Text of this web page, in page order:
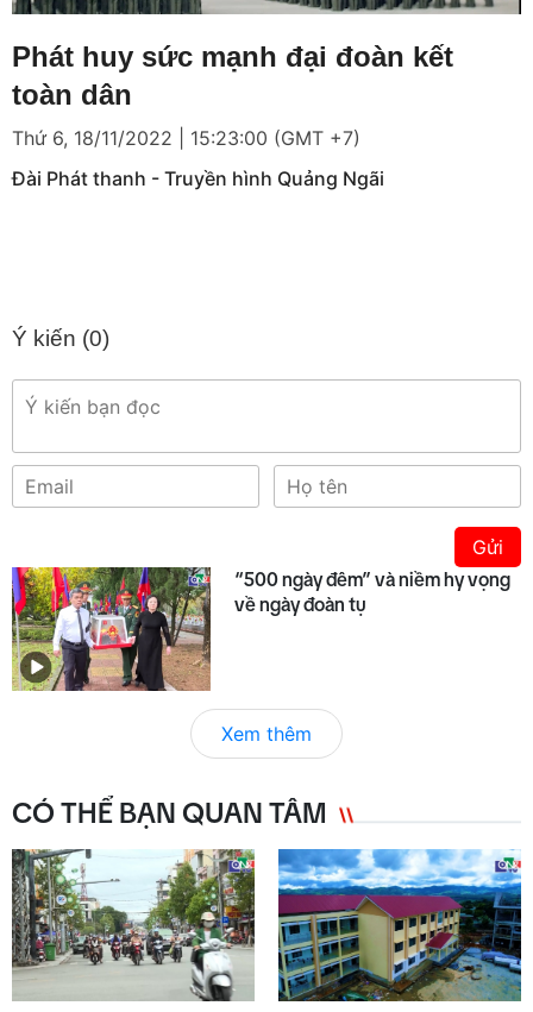
5.45%
Phát huy sức mạnh đại đoàn kết
toàn dân
Thứ 6, 18/11/2022 | 15:23:00 (GMT +7)
Đài Phát thanh - Truyền hình Quảng Ngãi
Ý kiến (0)
Gửi
“500 ngày đêm” và niềm hy vọng
về ngày đoàn tụ
Xem thêm
CÓ THỂ BẠN QUAN TÂM